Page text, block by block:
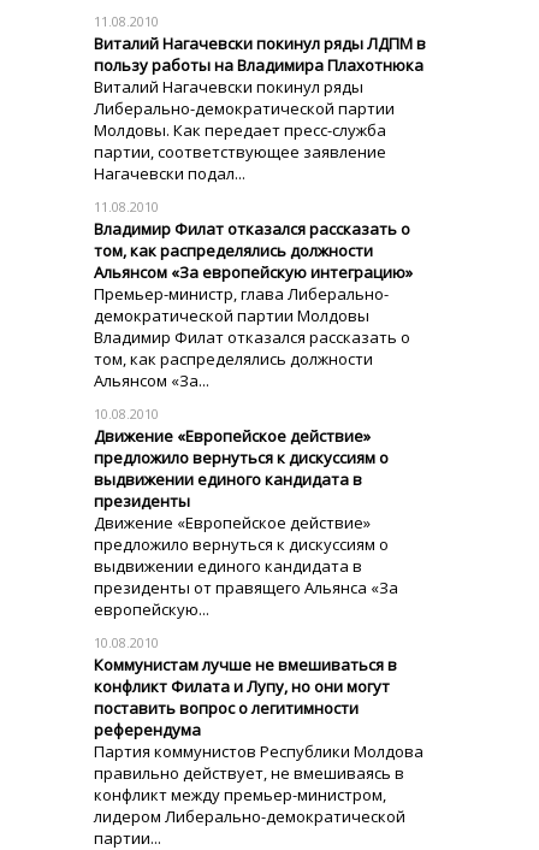
11.08.2010
Виталий Нагачевски покинул ряды ЛДПМ в
пользу работы на Владимира Плахотнюка
Виталий Нагачевски покинул ряды
Либерально-демократической партии
Молдовы. Как передает пресс-служба
партии, соответствующее заявление
Нагачевски подал...
11.08.2010
Владимир Филат отказался рассказать о
том, как распределялись должности
Альянсом «За европейскую интеграцию»
Премьер-министр, глава Либерально-
демократической партии Молдовы
Владимир Филат отказался рассказать о
том, как распределялись должности
Альянсом «За...
10.08.2010
Движение «Европейское действие»
предложило вернуться к дискуссиям о
выдвижении единого кандидата в
президенты
Движение «Европейское действие»
предложило вернуться к дискуссиям о
выдвижении единого кандидата в
президенты от правящего Альянса «За
европейскую...
10.08.2010
Коммунистам лучше не вмешиваться в
конфликт Филата и Лупу, но они могут
поставить вопрос о легитимности
референдума
Партия коммунистов Республики Молдова
правильно действует, не вмешиваясь в
конфликт между премьер-министром,
лидером Либерально-демократической
партии...